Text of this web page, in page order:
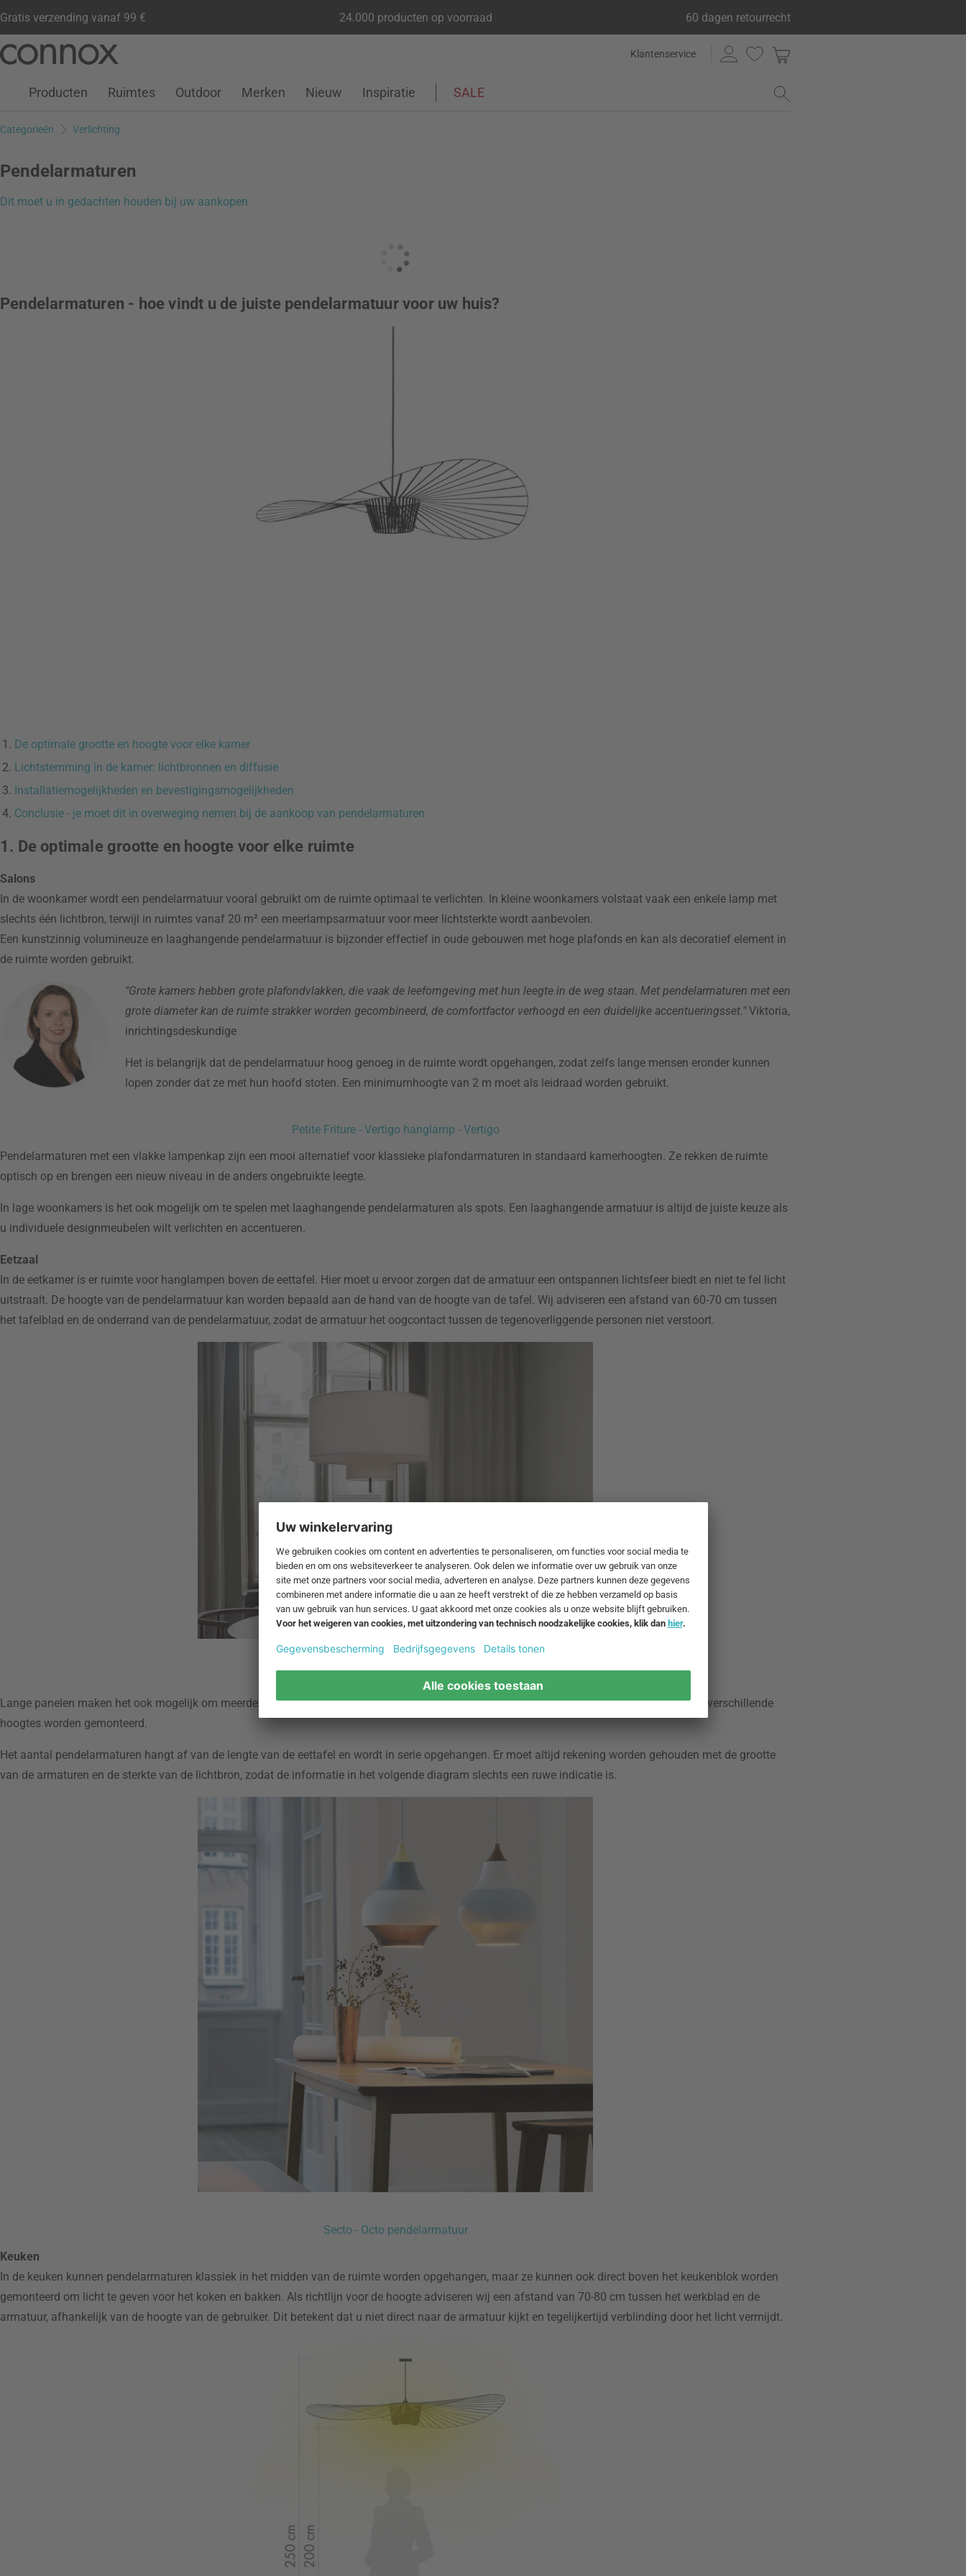
Gratis verzending vanaf 99 € 24.000 producten op voorraad 60 dagen retourrecht
pagina-
zoeken
Klantenservice
Klantenaccount
Verlanglijstje
Warenkorb
Producten Ruimtes Outdoor Merken Nieuw Inspiratie SALE
Categorieën Verlichting
Pendelarmaturen
Dit moet u in gedachten houden bij uw aankopen
Pendelarmaturen - hoe vindt u de juiste pendelarmatuur voor uw huis?
De optimale grootte en hoogte voor elke kamer
Lichtstemming in de kamer: lichtbronnen en diffusie
Installatiemogelijkheden en bevestigingsmogelijkheden
Conclusie - je moet dit in overweging nemen bij de aankoop van pendelarmaturen
1. De optimale grootte en hoogte voor elke ruimte
Salons
In de woonkamer wordt een pendelarmatuur vooral gebruikt om de ruimte optimaal te verlichten. In kleine woonkamers volstaat vaak een enkele lamp met
slechts één lichtbron, terwijl in ruimtes vanaf 20 m² een meerlampsarmatuur voor meer lichtsterkte wordt aanbevolen.
Een kunstzinnig volumineuze en laaghangende pendelarmatuur is bijzonder effectief in oude gebouwen met hoge plafonds en kan als decoratief element in
de ruimte worden gebruikt.
"Grote kamers hebben grote plafondvlakken, die vaak de leefomgeving met hun leegte in de weg staan. Met pendelarmaturen met een
grote diameter kan de ruimte strakker worden gecombineerd, de comfortfactor verhoogd en een duidelijke accentueringsset." Viktoria,
inrichtingsdeskundige
Het is belangrijk dat de pendelarmatuur hoog genoeg in de ruimte wordt opgehangen, zodat zelfs lange mensen eronder kunnen
lopen zonder dat ze met hun hoofd stoten. Een minimumhoogte van 2 m moet als leidraad worden gebruikt.
Petite Friture - Vertigo hanglamp - Vertigo
Pendelarmaturen met een vlakke lampenkap zijn een mooi alternatief voor klassieke plafondarmaturen in standaard kamerhoogten. Ze rekken de ruimte
optisch op en brengen een nieuw niveau in de anders ongebruikte leegte.
In lage woonkamers is het ook mogelijk om te spelen met laaghangende pendelarmaturen als spots. Een laaghangende armatuur is altijd de juiste keuze als
u individuele designmeubelen wilt verlichten en accentueren.
Eetzaal
In de eetkamer is er ruimte voor hanglampen boven de eettafel. Hier moet u ervoor zorgen dat de armatuur een ontspannen lichtsfeer biedt en niet te fel licht
uitstraalt. De hoogte van de pendelarmatuur kan worden bepaald aan de hand van de hoogte van de tafel. Wij adviseren een afstand van 60-70 cm tussen
het tafelblad en de onderrand van de pendelarmatuur, zodat de armatuur het oogcontact tussen de tegenoverliggende personen niet verstoort.
Lange panelen maken het ook mogelijk om meerdere pendelarmaturen boven de eettafel te plaatsen. De armaturen kunnen in clusters of op verschillende
hoogtes worden gemonteerd.
Het aantal pendelarmaturen hangt af van de lengte van de eettafel en wordt in serie opgehangen. Er moet altijd rekening worden gehouden met de grootte
van de armaturen en de sterkte van de lichtbron, zodat de informatie in het volgende diagram slechts een ruwe indicatie is.
Secto - Octo pendelarmatuur
Keuken
In de keuken kunnen pendelarmaturen klassiek in het midden van de ruimte worden opgehangen, maar ze kunnen ook direct boven het keukenblok worden
gemonteerd om licht te geven voor het koken en bakken. Als richtlijn voor de hoogte adviseren wij een afstand van 70-80 cm tussen het werkblad en de
armatuur, afhankelijk van de hoogte van de gebruiker. Dit betekent dat u niet direct naar de armatuur kijkt en tegelijkertijd verblinding door het licht vermijdt.